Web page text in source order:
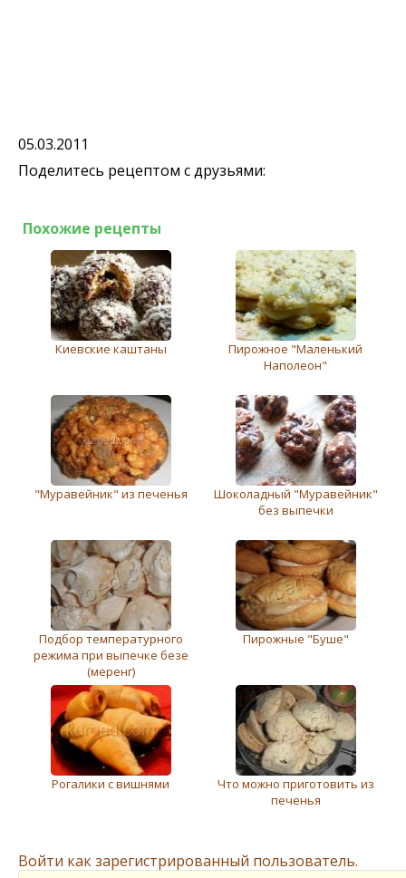
05.03.2011
Поделитесь рецептом с друзьями:
Похожие рецепты
Киевские каштаны
Пирожное "Маленький
Наполеон"
"Муравейник" из печенья
Шоколадный "Муравейник"
без выпечки
Подбор температурного
режима при выпечке безе
(меренг)
Пирожные "Буше"
Рогалики с вишнями
Что можно приготовить из
печенья
Войти как зарегистрированный пользователь.